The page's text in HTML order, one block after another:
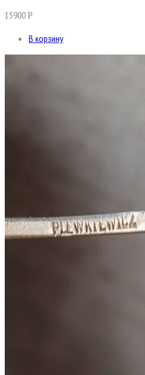
15900Р
В корзину